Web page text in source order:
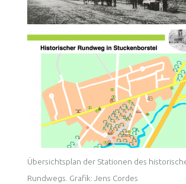
Übersichtsplan der Stationen des
Rundwegs. Grafik: Jens Cordes